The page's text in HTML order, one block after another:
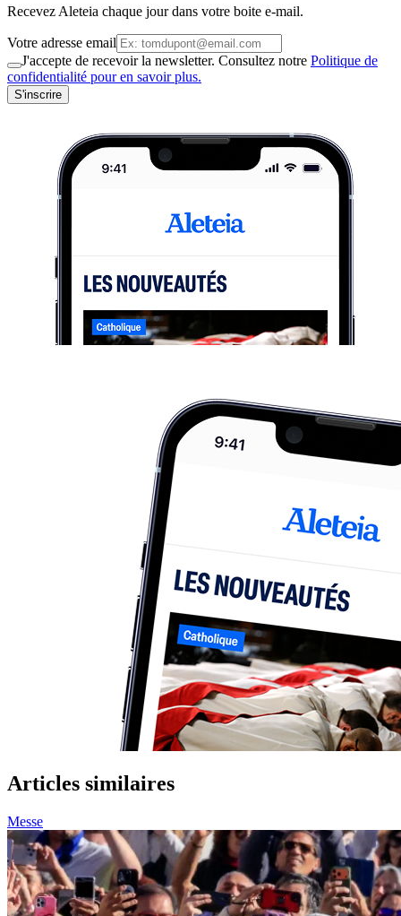
Recevez Aleteia chaque jour dans votre boite e-mail.
Votre adresse email
J'accepte de recevoir la newsletter. Consultez notre Politique de
confidentialité pour en savoir plus.
S'inscrire
Articles similaires
Messe